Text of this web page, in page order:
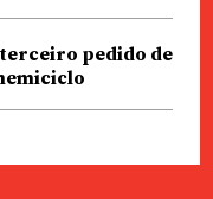
terceiro pedido de